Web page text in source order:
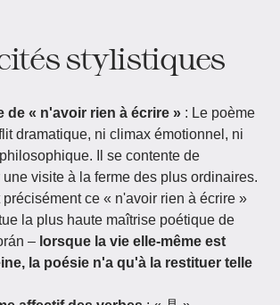
stylistiques
de « n'avoir rien à écrire » : Le poème
dramatique, ni climax émotionnel, ni
Il se contente de
visite à la ferme des plus ordinaires.
précisément ce « n'avoir rien à écrire »
la plus haute maîtrise poétique de
– lorsque la vie elle-même est
la poésie n'a qu'à la restituer telle